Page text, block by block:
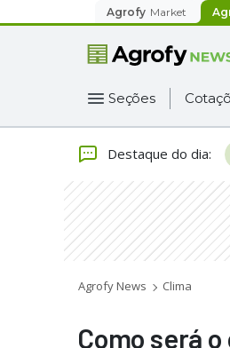
Agrofy Market
Seções
Destaque do dia:
Agrofy News Clima
Como será